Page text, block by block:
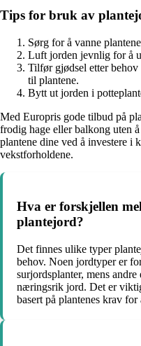
Tips for bruk av
Sørg for å vanne
Luft jorden jevnlig for å
Tilfør gjødsel etter
til plantene.
Bytt ut jorden i
Med Europris gode tilbud på
frodig hage eller balkong uten
plantene dine ved å investere i
vekstforholdene.
Hva er forskjellen
plantejord?
Det finnes ulike typer
behov. Noen jordtyper er
surjordsplanter, mens
næringsrik jord. Det er
basert på plantenes krav